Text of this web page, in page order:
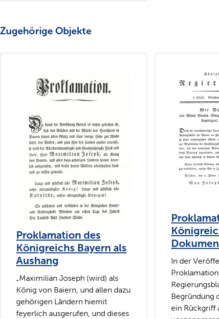
Zugehörige Objekte
Proklamation des
Königreichs Bayern als
Aushang
„Maximilian Joseph (wird) als
König von Baiern, und allen dazu
gehörigen Ländern hiemit
feyerlich ausgerufen, und dieses
In der
Begründung
ein Rückgriff